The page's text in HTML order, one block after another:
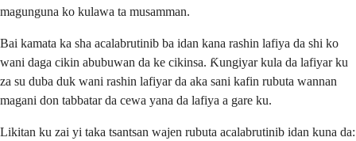
magunguna ko kulawa ta musamman.
Bai kamata ka sha acalabrutinib ba idan kana rashin lafiya da shi ko
wani daga cikin abubuwan da ke cikinsa. Ƙungiyar kula da lafiyar ku
za su duba duk wani rashin lafiyar da aka sani kafin rubuta wannan
magani don tabbatar da cewa yana da lafiya a gare ku.
Likitan ku zai yi taka tsantsan wajen rubuta acalabrutinib idan kuna da: